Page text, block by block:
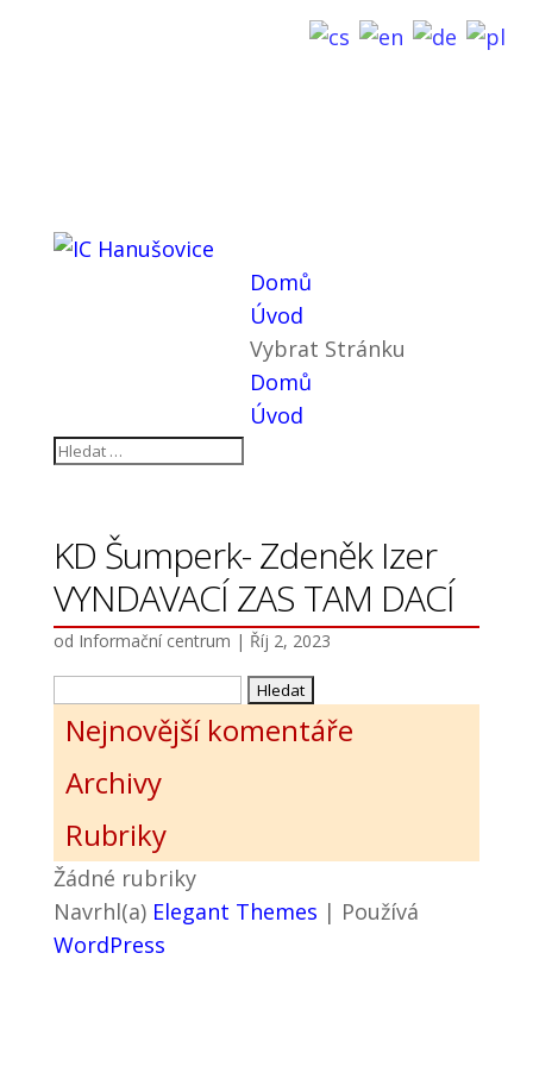
Domů
Úvod
Vybrat Stránku
Domů
Úvod
KD Šumperk- Zdeněk Izer
VYNDAVACÍ ZAS TAM DACÍ
od Informační centrum | Říj 2, 2023
Vyhledávání
Nejnovější komentáře
Archivy
Rubriky
Žádné rubriky
Navrhl(a) Elegant Themes | Používá
WordPress